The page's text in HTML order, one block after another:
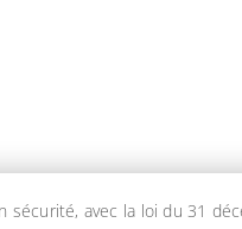
avec la loi du 31